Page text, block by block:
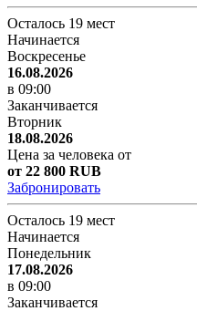
Осталось 19 мест
Начинается
Воскресенье
16.08.2026
в 09:00
Заканчивается
Вторник
18.08.2026
Цена за человека от
от 22 800 RUB
Забронировать
Осталось 19 мест
Начинается
Понедельник
17.08.2026
в 09:00
Заканчивается